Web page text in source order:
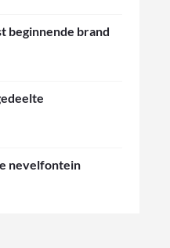
beginnende brand
nevelfontein